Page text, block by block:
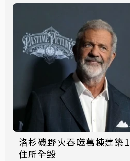
洛杉磯野火吞噬萬棟建
住所全毀